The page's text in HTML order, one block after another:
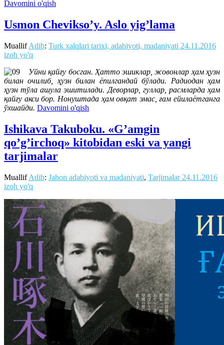
Davomini o'qish
Usmon Chevikso’y. Aslo yig’lama
MuallifAdib: Turk xalqlari tarixi, adabiyoti, madaniyati 24.11.2016
izoh yo'q
Уйни қайғу босган. Ҳатто эшиклар, жовонлар ҳам ҳузн
билан очилиб, ҳузн билан ёпилгандай бўлади. Радиодан ҳам
ҳузн тўла ашула эшитилади. Деворлар, гуллар, расмларда ҳам
қайғу акси бор. Нонуштада ҳам овқат эмас, ғам ейилаётганга
ўхшайди. Davomini o'qish
Ishikava Takuboku. «G’amgin
qo’g’irchoq» kitobidan eski va yangi
tarjimalar
MuallifAdib: Jahon adabiyoti va madaniyati, Tarjimalar 24.11.2016
izoh yo'q